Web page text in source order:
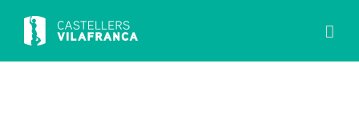
content